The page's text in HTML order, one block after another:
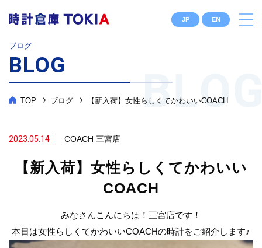
JP EN
ブログ
BLOG
TOP ブログ 【新入荷】女性らしくてかわいいCOACH
2023.05.14 COACH 三宮店
【新入荷】女性らしくてかわいい
COACH
みなさんこんにちは！三宮店です！
本日は女性らしくてかわいいCOACHの時計をご紹介します♪